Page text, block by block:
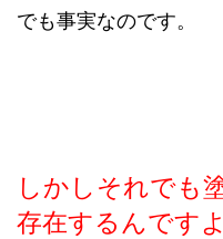
でも事実なのです。
しかしそれでも
存在するんです